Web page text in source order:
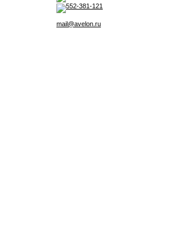
552-381-121
mail@avelon.ru